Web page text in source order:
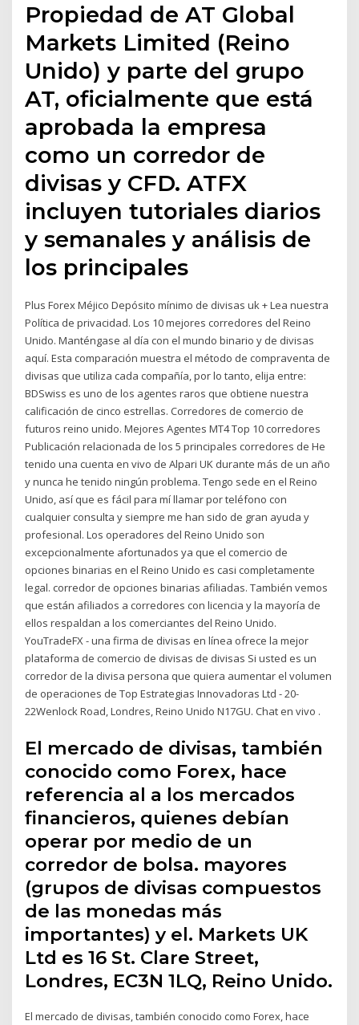
Propiedad de AT Global
Markets Limited (Reino
Unido) y parte del grupo
AT, oficialmente que está
aprobada la empresa
como un corredor de
divisas y CFD. ATFX
incluyen tutoriales diarios
y semanales y análisis de
los principales
Plus Forex Méjico Depósito mínimo de divisas uk + Lea nuestra
Política de privacidad. Los 10 mejores corredores del Reino
Unido. Manténgase al día con el mundo binario y de divisas
aquí. Esta comparación muestra el método de compraventa de
divisas que utiliza cada compañía, por lo tanto, elija entre:
BDSwiss es uno de los agentes raros que obtiene nuestra
calificación de cinco estrellas. Corredores de comercio de
futuros reino unido. Mejores Agentes MT4 Top 10 corredores
Publicación relacionada de los 5 principales corredores de He
tenido una cuenta en vivo de Alpari UK durante más de un año
y nunca he tenido ningún problema. Tengo sede en el Reino
Unido, así que es fácil para mí llamar por teléfono con
cualquier consulta y siempre me han sido de gran ayuda y
profesional. Los operadores del Reino Unido son
excepcionalmente afortunados ya que el comercio de
opciones binarias en el Reino Unido es casi completamente
legal. corredor de opciones binarias afiliadas. También vemos
que están afiliados a corredores con licencia y la mayoría de
ellos respaldan a los comerciantes del Reino Unido.
YouTradeFX - una firma de divisas en línea ofrece la mejor
plataforma de comercio de divisas de divisas Si usted es un
corredor de la divisa persona que quiera aumentar el volumen
de operaciones de Top Estrategias Innovadoras Ltd - 20-
22Wenlock Road, Londres, Reino Unido N17GU. Chat en vivo .
El mercado de divisas, también
conocido como Forex, hace
referencia al a los mercados
financieros, quienes debían
operar por medio de un
corredor de bolsa. mayores
(grupos de divisas compuestos
de las monedas más
importantes) y el. Markets UK
Ltd es 16 St. Clare Street,
Londres, EC3N 1LQ, Reino Unido.
El mercado de divisas, también conocido como Forex, hace